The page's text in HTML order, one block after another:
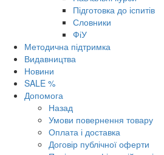
Підготовка до іспитів
Словники
ФіУ
Методична підтримка
Видавництва
Новини
SALE %
Допомога
Назад
Умови повернення товару
Оплата і доставка
Договір публічної оферти